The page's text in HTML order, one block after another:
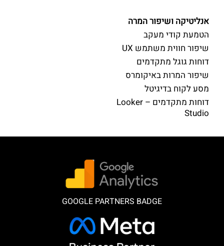
אנליטיקה ושיפור המרה
הטמעת קודי מעקב
שיפור חווית משתמש UX
דוחות גוגל מתקדמים
שיפור המרות באיקומרס
מסע לקוח בדיגיטל
דוחות מתקדמים – Looker
Studio
GOOGLE PARTNERS BADGE